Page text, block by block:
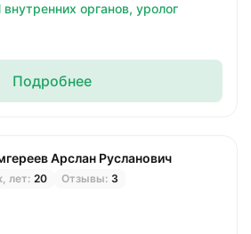
органов, уролог
Подробнее
Арслан Русланович
лет: 20 Отзывы: 3